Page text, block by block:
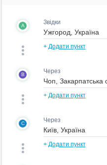
A Звідки
+ Додати пункт
B Через
+ Додати пункт
C Через
+ Додати пункт